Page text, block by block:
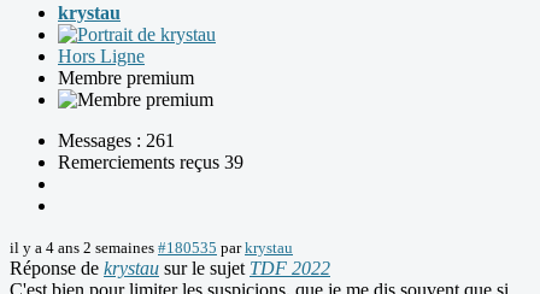
krystau
Hors Ligne
Membre premium
Messages : 261
Remerciements reçus 39
il y a 4 ans 2 semaines #180535 parkrystau
Réponse de krystau sur le sujet TDF 2022
C'est bien pour limiter les suspicions, que je me dis souvent que si